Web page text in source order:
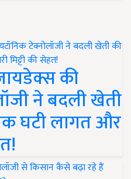
की
ने बदली खेती
घटी लागत और